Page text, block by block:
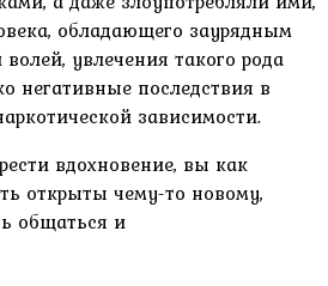
обладающего заурядным
увлечения такого рода
негативные последствия в
зависимости.
вдохновение, вы как
открыты чему-то новому,
общаться и